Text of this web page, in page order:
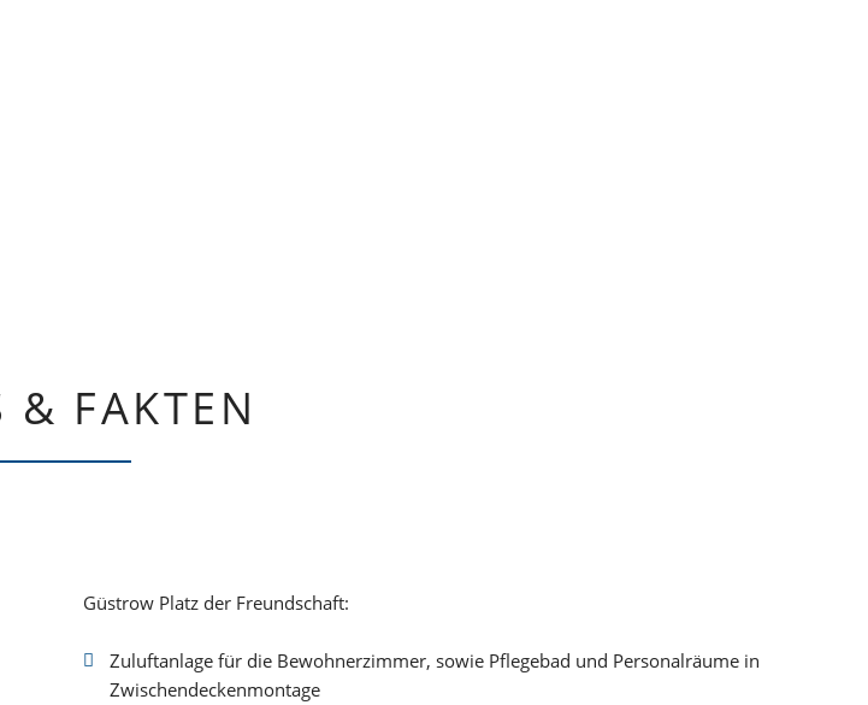
& FAKTEN
Güstrow Platz der Freundschaft:
Zuluftanlage für die Bewohnerzimmer, sowie Pflegebad und Personalräume in
Zwischendeckenmontage